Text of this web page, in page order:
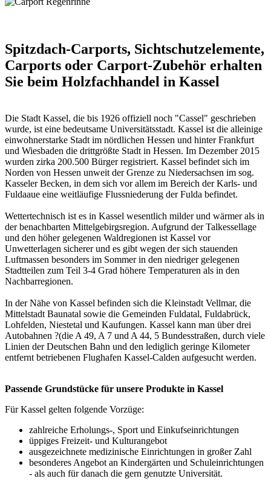
Spitzdach-Carports, Sichtschutzelemente,
Carports oder Carport-Zubehör erhalten
Sie beim Holzfachhandel in Kassel
Die Stadt Kassel, die bis 1926 offiziell noch "Cassel" geschrieben
wurde, ist eine bedeutsame Universitätsstadt. Kassel ist die alleinige
einwohnerstarke Stadt im nördlichen Hessen und hinter Frankfurt
und Wiesbaden die drittgrößte Stadt in Hessen. Im Dezember 2015
wurden zirka 200.500 Bürger registriert. Kassel befindet sich im
Norden von Hessen unweit der Grenze zu Niedersachsen im sog.
Kasseler Becken, in dem sich vor allem im Bereich der Karls- und
Fuldaaue eine weitläufige Flussniederung der Fulda befindet.
Wettertechnisch ist es in Kassel wesentlich milder und wärmer als in
der benachbarten Mittelgebirgsregion. Aufgrund der Talkessellage
und den höher gelegenen Waldregionen ist Kassel vor
Unwetterlagen sicherer und es gibt wegen der sich stauenden
Luftmassen besonders im Sommer in den niedriger gelegenen
Stadtteilen zum Teil 3-4 Grad höhere Temperaturen als in den
Nachbarregionen.
In der Nähe von Kassel befinden sich die Kleinstadt Vellmar, die
Mittelstadt Baunatal sowie die Gemeinden Fuldatal, Fuldabrück,
Lohfelden, Niestetal und Kaufungen. Kassel kann man über drei
Autobahnen ?(die A 49, A 7 und A 44, 5 Bundesstraßen, durch viele
Linien der Deutschen Bahn und den lediglich geringe Kilometer
entfernt betriebenen Flughafen Kassel-Calden aufgesucht werden.
Passende Grundstücke für unsere Produkte in Kassel
Für Kassel gelten folgende Vorzüge:
zahlreiche Erholungs-, Sport und Einkufseinrichtungen
üppiges Freizeit- und Kulturangebot
ausgezeichnete medizinische Einrichtungen in großer Zahl
besonderes Angebot an Kindergärten und Schuleinrichtungen
- als auch für danach die gern genutzte Universität.